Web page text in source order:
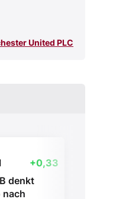
United PLC
+0,33
denkt
nach